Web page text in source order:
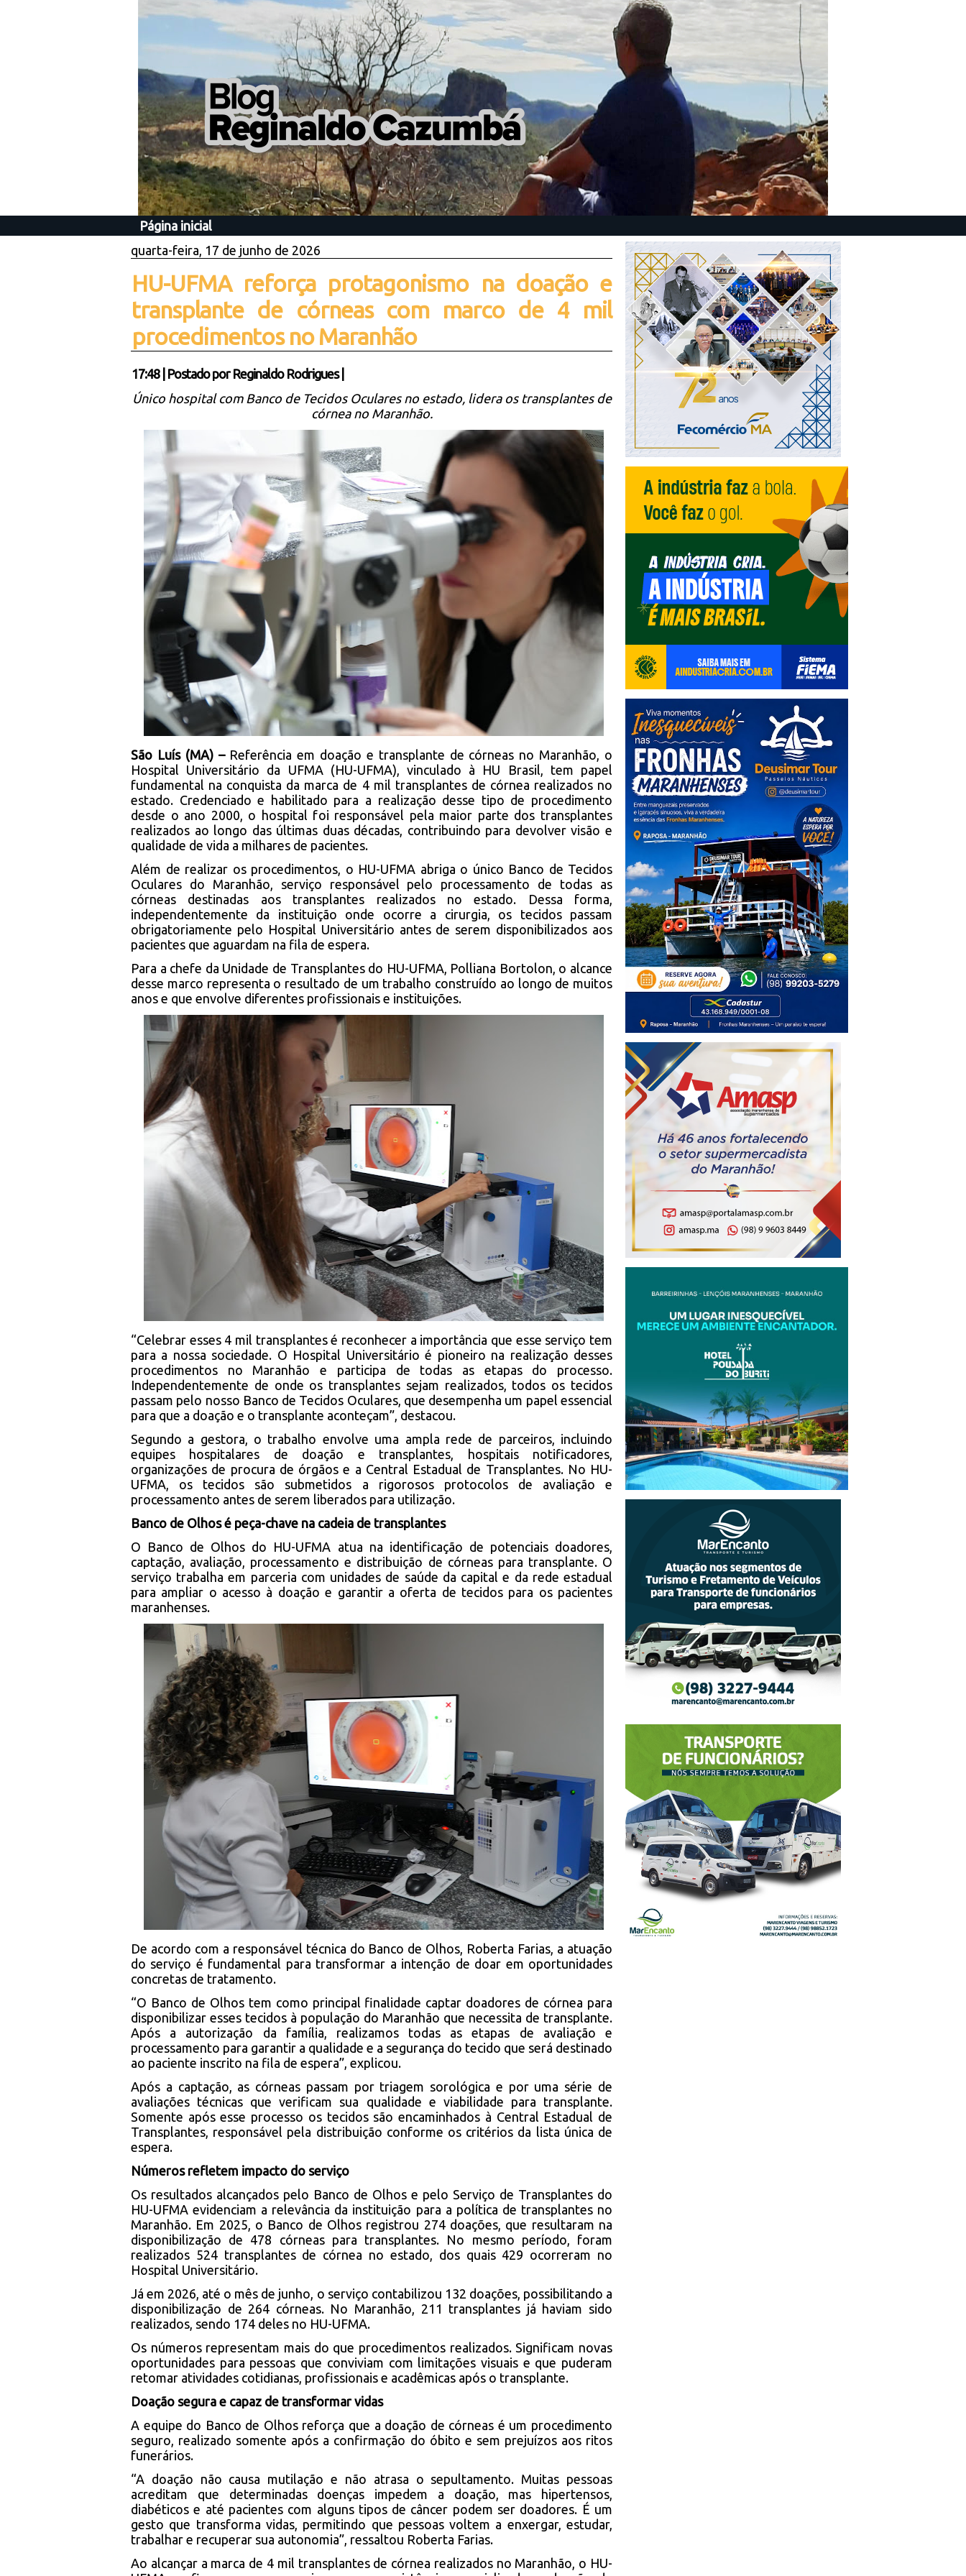
Página inicial
quarta-feira, 17 de junho de 2026
HU-UFMA reforça protagonismo na doação e
transplante de córneas com marco de 4 mil
procedimentos no Maranhão
17:48| Postado por Reginaldo Rodrigues
Único hospital com Banco de Tecidos Oculares no estado, lidera os transplantes de
córnea no Maranhão.
São Luís (MA) – Referência em doação e transplante de córneas no Maranhão, o
Hospital Universitário da UFMA (HU-UFMA), vinculado à HU Brasil, tem papel
fundamental na conquista da marca de 4 mil transplantes de córnea realizados no
estado. Credenciado e habilitado para a realização desse tipo de procedimento
desde o ano 2000, o hospital foi responsável pela maior parte dos transplantes
realizados ao longo das últimas duas décadas, contribuindo para devolver visão e
qualidade de vida a milhares de pacientes.
Além de realizar os procedimentos, o HU-UFMA abriga o único Banco de Tecidos
Oculares do Maranhão, serviço responsável pelo processamento de todas as
córneas destinadas aos transplantes realizados no estado. Dessa forma,
independentemente da instituição onde ocorre a cirurgia, os tecidos passam
obrigatoriamente pelo Hospital Universitário antes de serem disponibilizados aos
pacientes que aguardam na fila de espera.
Para a chefe da Unidade de Transplantes do HU-UFMA, Polliana Bortolon, o alcance
desse marco representa o resultado de um trabalho construído ao longo de muitos
anos e que envolve diferentes profissionais e instituições.
“Celebrar esses 4 mil transplantes é reconhecer a importância que esse serviço tem
para a nossa sociedade. O Hospital Universitário é pioneiro na realização desses
procedimentos no Maranhão e participa de todas as etapas do processo.
Independentemente de onde os transplantes sejam realizados, todos os tecidos
passam pelo nosso Banco de Tecidos Oculares, que desempenha um papel essencial
para que a doação e o transplante aconteçam”, destacou.
Segundo a gestora, o trabalho envolve uma ampla rede de parceiros, incluindo
equipes hospitalares de doação e transplantes, hospitais notificadores,
organizações de procura de órgãos e a Central Estadual de Transplantes. No HU-
UFMA, os tecidos são submetidos a rigorosos protocolos de avaliação e
processamento antes de serem liberados para utilização.
Banco de Olhos é peça-chave na cadeia de transplantes
O Banco de Olhos do HU-UFMA atua na identificação de potenciais doadores,
captação, avaliação, processamento e distribuição de córneas para transplante. O
serviço trabalha em parceria com unidades de saúde da capital e da rede estadual
para ampliar o acesso à doação e garantir a oferta de tecidos para os pacientes
maranhenses.
De acordo com a responsável técnica do Banco de Olhos, Roberta Farias, a atuação
do serviço é fundamental para transformar a intenção de doar em oportunidades
concretas de tratamento.
“O Banco de Olhos tem como principal finalidade captar doadores de córnea para
disponibilizar esses tecidos à população do Maranhão que necessita de transplante.
Após a autorização da família, realizamos todas as etapas de avaliação e
processamento para garantir a qualidade e a segurança do tecido que será destinado
ao paciente inscrito na fila de espera”, explicou.
Após a captação, as córneas passam por triagem sorológica e por uma série de
avaliações técnicas que verificam sua qualidade e viabilidade para transplante.
Somente após esse processo os tecidos são encaminhados à Central Estadual de
Transplantes, responsável pela distribuição conforme os critérios da lista única de
espera.
Números refletem impacto do serviço
Os resultados alcançados pelo Banco de Olhos e pelo Serviço de Transplantes do
HU-UFMA evidenciam a relevância da instituição para a política de transplantes no
Maranhão. Em 2025, o Banco de Olhos registrou 274 doações, que resultaram na
disponibilização de 478 córneas para transplantes. No mesmo período, foram
realizados 524 transplantes de córnea no estado, dos quais 429 ocorreram no
Hospital Universitário.
Já em 2026, até o mês de junho, o serviço contabilizou 132 doações, possibilitando a
disponibilização de 264 córneas. No Maranhão, 211 transplantes já haviam sido
realizados, sendo 174 deles no HU-UFMA.
Os números representam mais do que procedimentos realizados. Significam novas
oportunidades para pessoas que conviviam com limitações visuais e que puderam
retomar atividades cotidianas, profissionais e acadêmicas após o transplante.
Doação segura e capaz de transformar vidas
A equipe do Banco de Olhos reforça que a doação de córneas é um procedimento
seguro, realizado somente após a confirmação do óbito e sem prejuízos aos ritos
funerários.
“A doação não causa mutilação e não atrasa o sepultamento. Muitas pessoas
acreditam que determinadas doenças impedem a doação, mas hipertensos,
diabéticos e até pacientes com alguns tipos de câncer podem ser doadores. É um
gesto que transforma vidas, permitindo que pessoas voltem a enxergar, estudar,
trabalhar e recuperar sua autonomia”, ressaltou Roberta Farias.
Ao alcançar a marca de 4 mil transplantes de córnea realizados no Maranhão, o HU-